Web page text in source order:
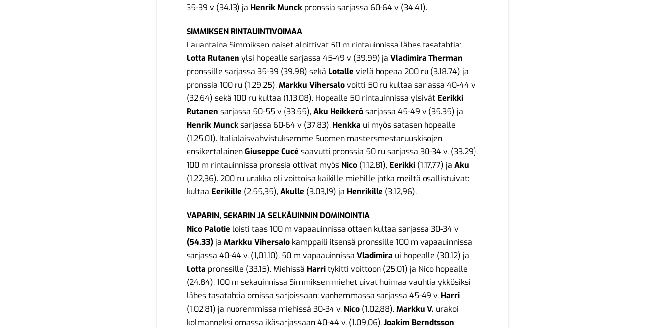
35-39 v (34.13) ja Henrik Munck pronssia sarjassa 60-64 v (34.41).
SIMMIKSEN RINTAUINTIVOIMAA
Lauantaina Simmiksen naiset aloittivat 50 m rintauinnissa lähes tasatahtia:
Lotta Rutanen ylsi hopealle sarjassa 45-49 v (39.99) jaVladimira Therman
pronssille sarjassa 35-39 (39.98) sekä Lotallevielä hopeaa 200 ru (3.18.74) ja
pronssia 100 ru (1.29.25).Markku Vihersalovoitti 50 ru kultaa sarjassa 40-44 v
(32.64) sekä 100 ru kultaa (1.13,08). Hopealle 50 rintauinnissa ylsivät Eerikki
Rutanen sarjassa 50-55 v (33.55),Aku Heikkerösarjassa 45-49 v (35.35) ja
Henrik Muncksarjassa 60-64 v (37.83). Henkka ui myös satasen hopealle
(1.25,01). Italialaisvahvistuksemme Suomen mastersmestaruuskisojen
ensikertalainenGiuseppe Cucé saavutti pronssia 50 ru sarjassa 30-34 v. (33.29).
100 m rintauinnissa pronssia ottivat myös Nico (1.12.81), Eerikki (1.17,77) jaAku
(1.22,36). 200 ru urakka oli voittoisa kaikille miehille jotka meiltä osallistuivat:
kultaa Eerikille (2.55,35),Akulle (3.03,19) ja Henrikille (3.12,96).
VAPARIN, SEKARIN JA SELKÄUINNIN DOMINOINTIA
Nico Palotie loisti taas 100 m vapaauinnissa ottaen kultaa sarjassa 30-34 v
(54.33) jaMarkku Vihersalo kamppaili itsensä pronssille 100 m vapaauinnissa
sarjassa 40-44 v. (1,01.10). 50 m vapaauinnissaVladimira ui hopealle (30.12) ja
Lotta pronssille (33.15). Miehissä Harritykitti voittoon (25.01) ja Nico hopealle
(24.84). 100 m sekauinnissa Simmiksen miehet uivat huimaa vauhtia ykkösiksi
lähes tasatahtia omissa sarjoissaan: vanhemmassa sarjassa 45-49 v. Harri
(1.02,81) ja nuoremmissa miehissä 30-34 v. Nico (1.02,88).Markku V. urakoi
kolmanneksi omassa ikäsarjassaan 40-44 v. (1.09,06).Joakim Berndtsson